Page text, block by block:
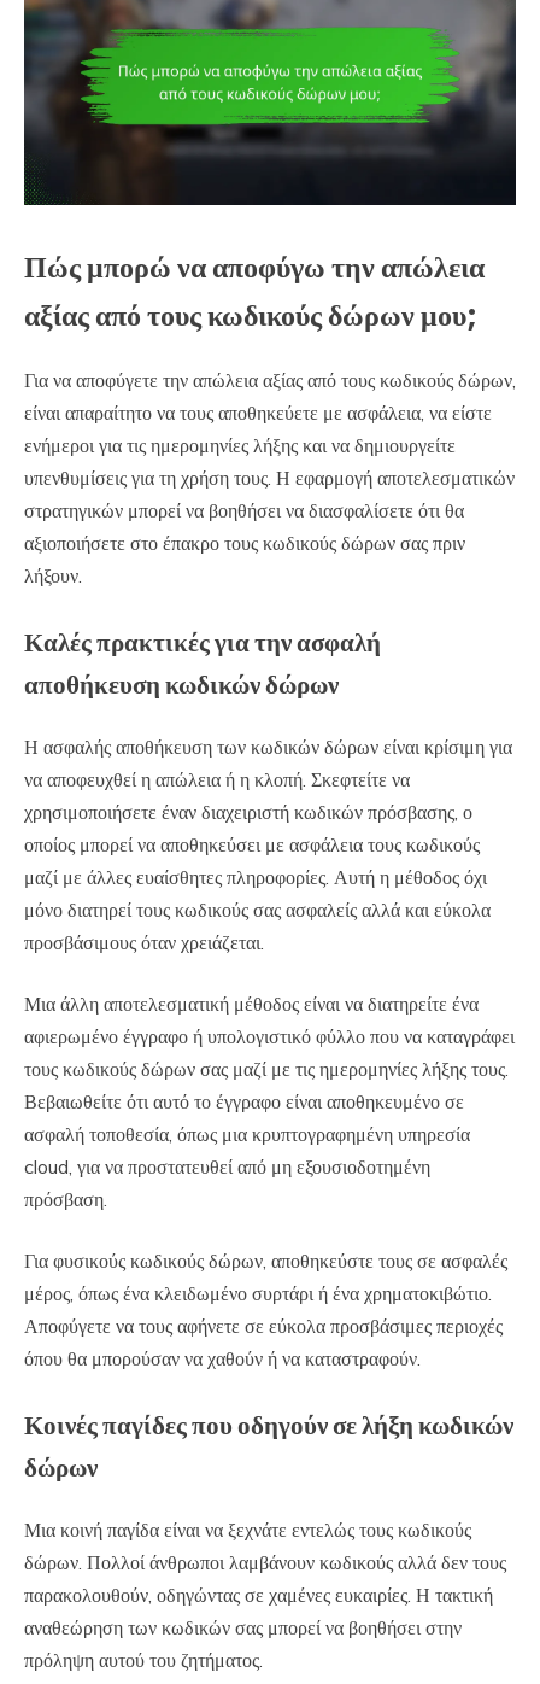
Πώς μπορώ να αποφύγω την απώλεια
αξίας από τους κωδικούς δώρων μου;
Για να αποφύγετε την απώλεια αξίας από τους κωδικούς δώρων,
είναι απαραίτητο να τους αποθηκεύετε με ασφάλεια, να είστε
ενήμεροι για τις ημερομηνίες λήξης και να δημιουργείτε
υπενθυμίσεις για τη χρήση τους. Η εφαρμογή αποτελεσματικών
στρατηγικών μπορεί να βοηθήσει να διασφαλίσετε ότι θα
αξιοποιήσετε στο έπακρο τους κωδικούς δώρων σας πριν
λήξουν.
Καλές πρακτικές για την ασφαλή
αποθήκευση κωδικών δώρων
Η ασφαλής αποθήκευση των κωδικών δώρων είναι κρίσιμη για
να αποφευχθεί η απώλεια ή η κλοπή. Σκεφτείτε να
χρησιμοποιήσετε έναν διαχειριστή κωδικών πρόσβασης, ο
οποίος μπορεί να αποθηκεύσει με ασφάλεια τους κωδικούς
μαζί με άλλες ευαίσθητες πληροφορίες. Αυτή η μέθοδος όχι
μόνο διατηρεί τους κωδικούς σας ασφαλείς αλλά και εύκολα
προσβάσιμους όταν χρειάζεται.
Μια άλλη αποτελεσματική μέθοδος είναι να διατηρείτε ένα
αφιερωμένο έγγραφο ή υπολογιστικό φύλλο που να καταγράφει
τους κωδικούς δώρων σας μαζί με τις ημερομηνίες λήξης τους.
Βεβαιωθείτε ότι αυτό το έγγραφο είναι αποθηκευμένο σε
ασφαλή τοποθεσία, όπως μια κρυπτογραφημένη υπηρεσία
cloud, για να προστατευθεί από μη εξουσιοδοτημένη
πρόσβαση.
Για φυσικούς κωδικούς δώρων, αποθηκεύστε τους σε ασφαλές
μέρος, όπως ένα κλειδωμένο συρτάρι ή ένα χρηματοκιβώτιο.
Αποφύγετε να τους αφήνετε σε εύκολα προσβάσιμες περιοχές
όπου θα μπορούσαν να χαθούν ή να καταστραφούν.
Κοινές παγίδες που οδηγούν σε λήξη κωδικών
δώρων
Μια κοινή παγίδα είναι να ξεχνάτε εντελώς τους κωδικούς
δώρων. Πολλοί άνθρωποι λαμβάνουν κωδικούς αλλά δεν τους
παρακολουθούν, οδηγώντας σε χαμένες ευκαιρίες. Η τακτική
αναθεώρηση των κωδικών σας μπορεί να βοηθήσει στην
πρόληψη αυτού του ζητήματος.